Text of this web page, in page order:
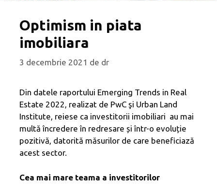
Optimism in piata
imobiliara
3 decembrie 2021 de dr
Din datele raportului Emerging Trends in Real
Estate 2022, realizat de PwC şi Urban Land
Institute, reiese ca investitorii imobiliari au mai
multă încredere în redresare și într-o evoluție
pozitivă, datorită măsurilor de care beneficiază
acest sector.
Cea mai mare teama a investitorilor